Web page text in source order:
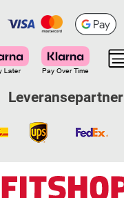
Leveransepartner